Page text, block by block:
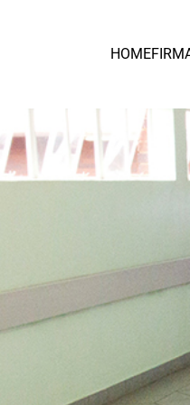
HOME
Olejowy
MarkoEco2